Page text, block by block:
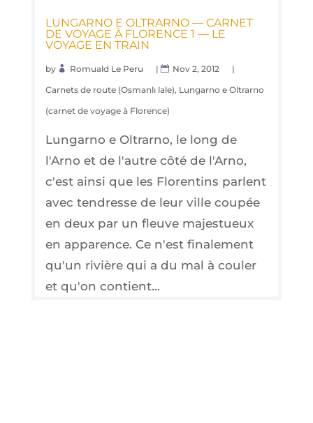
LUN­GAR­NO E OLTRAR­NO — CAR­NET
DE VOYAGE À FLO­RENCE 1 — LE
VOYAGE EN TRAIN
by Romuald Le Peru | Nov 2, 2012
|
Carnets de route (Osmanlı lale), Lungarno e Oltrarno
(carnet de voyage à Florence)
Lungarno e Oltrarno, le long de
l'Arno et de l'autre côté de l'Arno,
c'est ainsi que les Florentins parlent
avec tendresse de leur ville coupée
en deux par un fleuve majestueux
en apparence. Ce n'est finalement
qu'un rivière qui a du mal à couler
et qu'on contient...